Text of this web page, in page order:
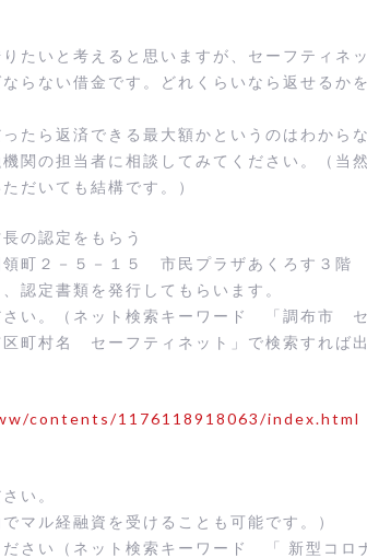
たいと考えると思いますが、セーフティネ
らない借金です。どれくらいなら返せるか
たら返済できる最大額かというのはわから
関の担当者に相談してみてください。（当
だいても結構です。）
の認定をもらう
領町２－５－１５ 市民プラザあくろす３
認定書類を発行してもらいます。
さい。（ネット検索キーワード 「調布市
町村名 セーフティネット」で検索すれば
contents/1176118918063/index.html
い。
マル経融資を受けることも可能です。）
さい（ネット検索キーワード 「 新型コロ